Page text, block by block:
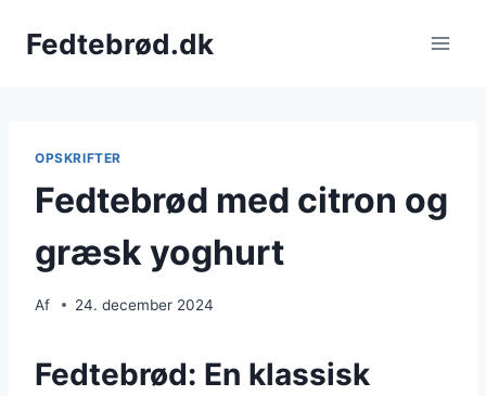
Fedtebrød.dk
OPSKRIFTER
Fedtebrød med citron og
græsk yoghurt
Af 24. december 2024
Fedtebrød: En klassisk